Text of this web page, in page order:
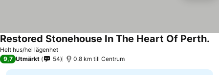
Helt hus/hel lägenhet
Restored Stonehouse In The Heart Of Perth.
9,7 Utmärkt 54 0.8 km till Centrum